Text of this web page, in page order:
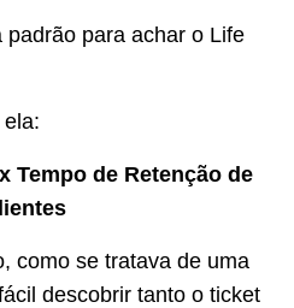
para achar o Life
Tempo de Retenção de
como se tratava de uma
descobrir tanto o ticket